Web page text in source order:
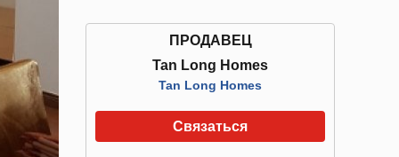
ПРОДАВЕЦ
Tan Long Homes
Tan Long Homes
Связаться